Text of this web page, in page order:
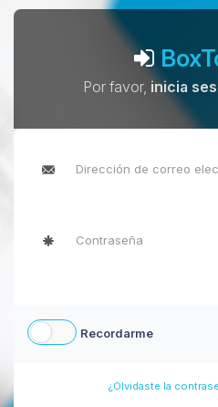
Por favor, inicia
Recordarme
¿Olvidaste la